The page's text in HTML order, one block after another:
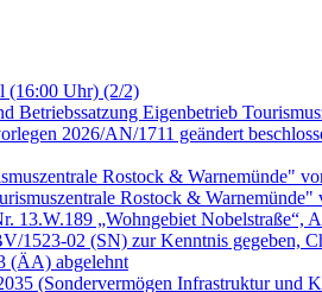
(16:00 Uhr) (2/2)
Betriebssatzung Eigenbetrieb
2026/AN/1711 geändert
Rostock & Warnemünde"
Rostock &
13.W.189 „Wohngebiet
02 (SN) zur Kenntnis gegeben,
(ÄA) abgelehnt
(Sondervermögen Infrastruktur und